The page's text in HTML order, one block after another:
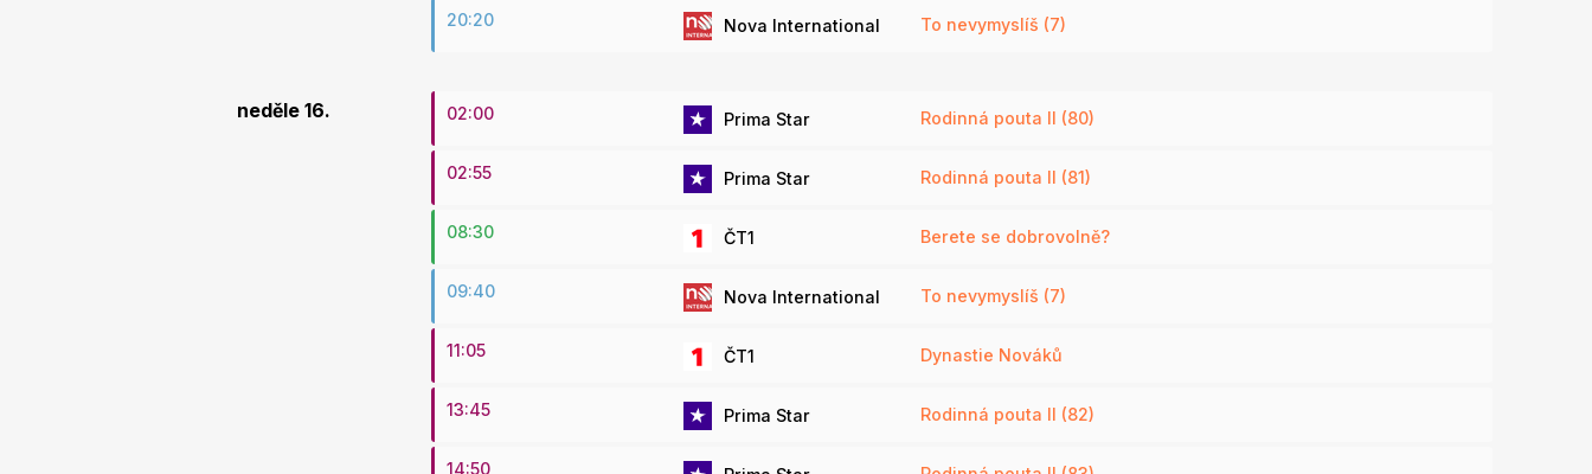
20:20 Nova International To nevymyslíš (7)
neděle 16. 02:00 Prima Star Rodinná pouta II (80)
02:55 Prima Star Rodinná pouta II (81)
08:30 ČT1 Berete se dobrovolně?
09:40 Nova International To nevymyslíš (7)
11:05 ČT1 Dynastie Nováků
13:45 Prima Star Rodinná pouta II (82)
14:50